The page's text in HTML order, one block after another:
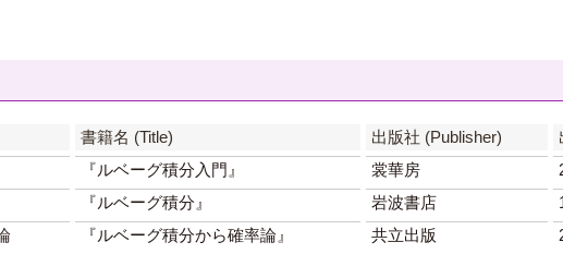
書籍名 (Title) 出版社 (Publisher)
『ルベーグ積分入門』 裳華房
『ルベーグ積分』 岩波書店
『ルベーグ積分から確率論』 共立出版